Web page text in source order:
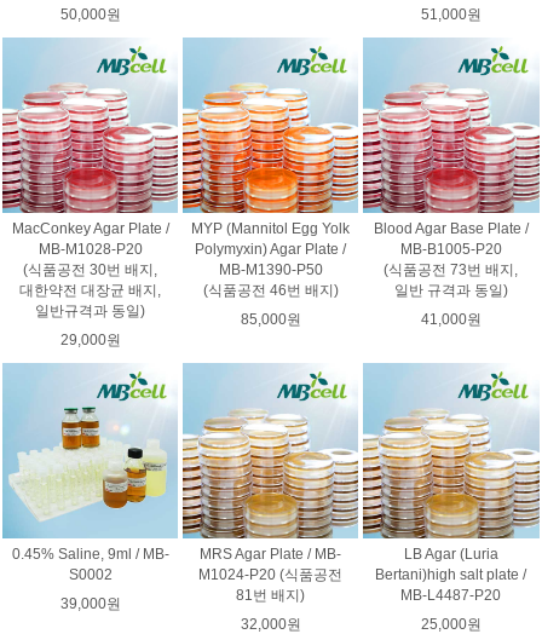
50,000원
51,000원
MacConkey Agar Plate /
MB-M1028-P20
(식품공전 30번 배지,
대한약전 대장균 배지,
일반규격과 동일)
29,000원
MYP (Mannitol Egg Yolk
Polymyxin) Agar Plate /
MB-M1390-P50
(식품공전 46번 배지)
85,000원
Blood Agar Base Plate /
MB-B1005-P20
(식품공전 73번 배지,
일반 규격과 동일)
41,000원
0.45% Saline, 9ml / MB-
S0002
39,000원
MRS Agar Plate / MB-
M1024-P20 (식품공전
81번 배지)
32,000원
LB Agar (Luria
Bertani)high salt plate /
MB-L4487-P20
25,000원